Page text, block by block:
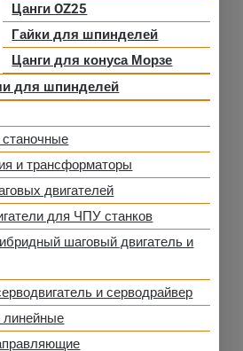
Цанги OZ25
Гайки для шпинделей
Цанги для конуса Морзе
для шпинделей
и трансформаторы
двигателей
для ЧПУ станков
шаговый двигатель и
и серводрайвер